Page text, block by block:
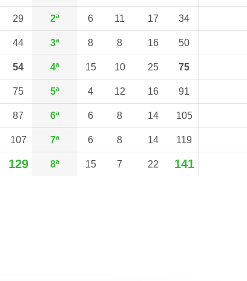
29 2ª 6 11 17 34
44 3ª 8 8 16 50
54 4ª 15 10 25 75
75 5ª 4 12 16 91
87 6ª 6 8 14 105
107 7ª 6 8 14 119
129 8ª 15 7 22 141